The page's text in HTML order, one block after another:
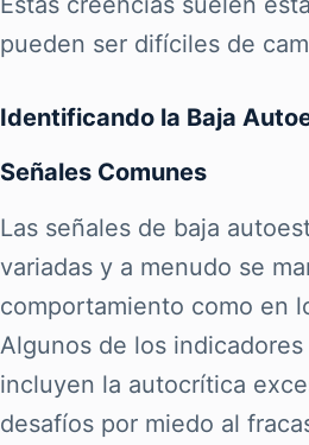
pueden ser difíciles de
Identificando la Baja
Señales Comunes
Las señales de baja
variadas y a menudo se
comportamiento como en
Algunos de los
incluyen la autocrítica
desafíos por miedo al